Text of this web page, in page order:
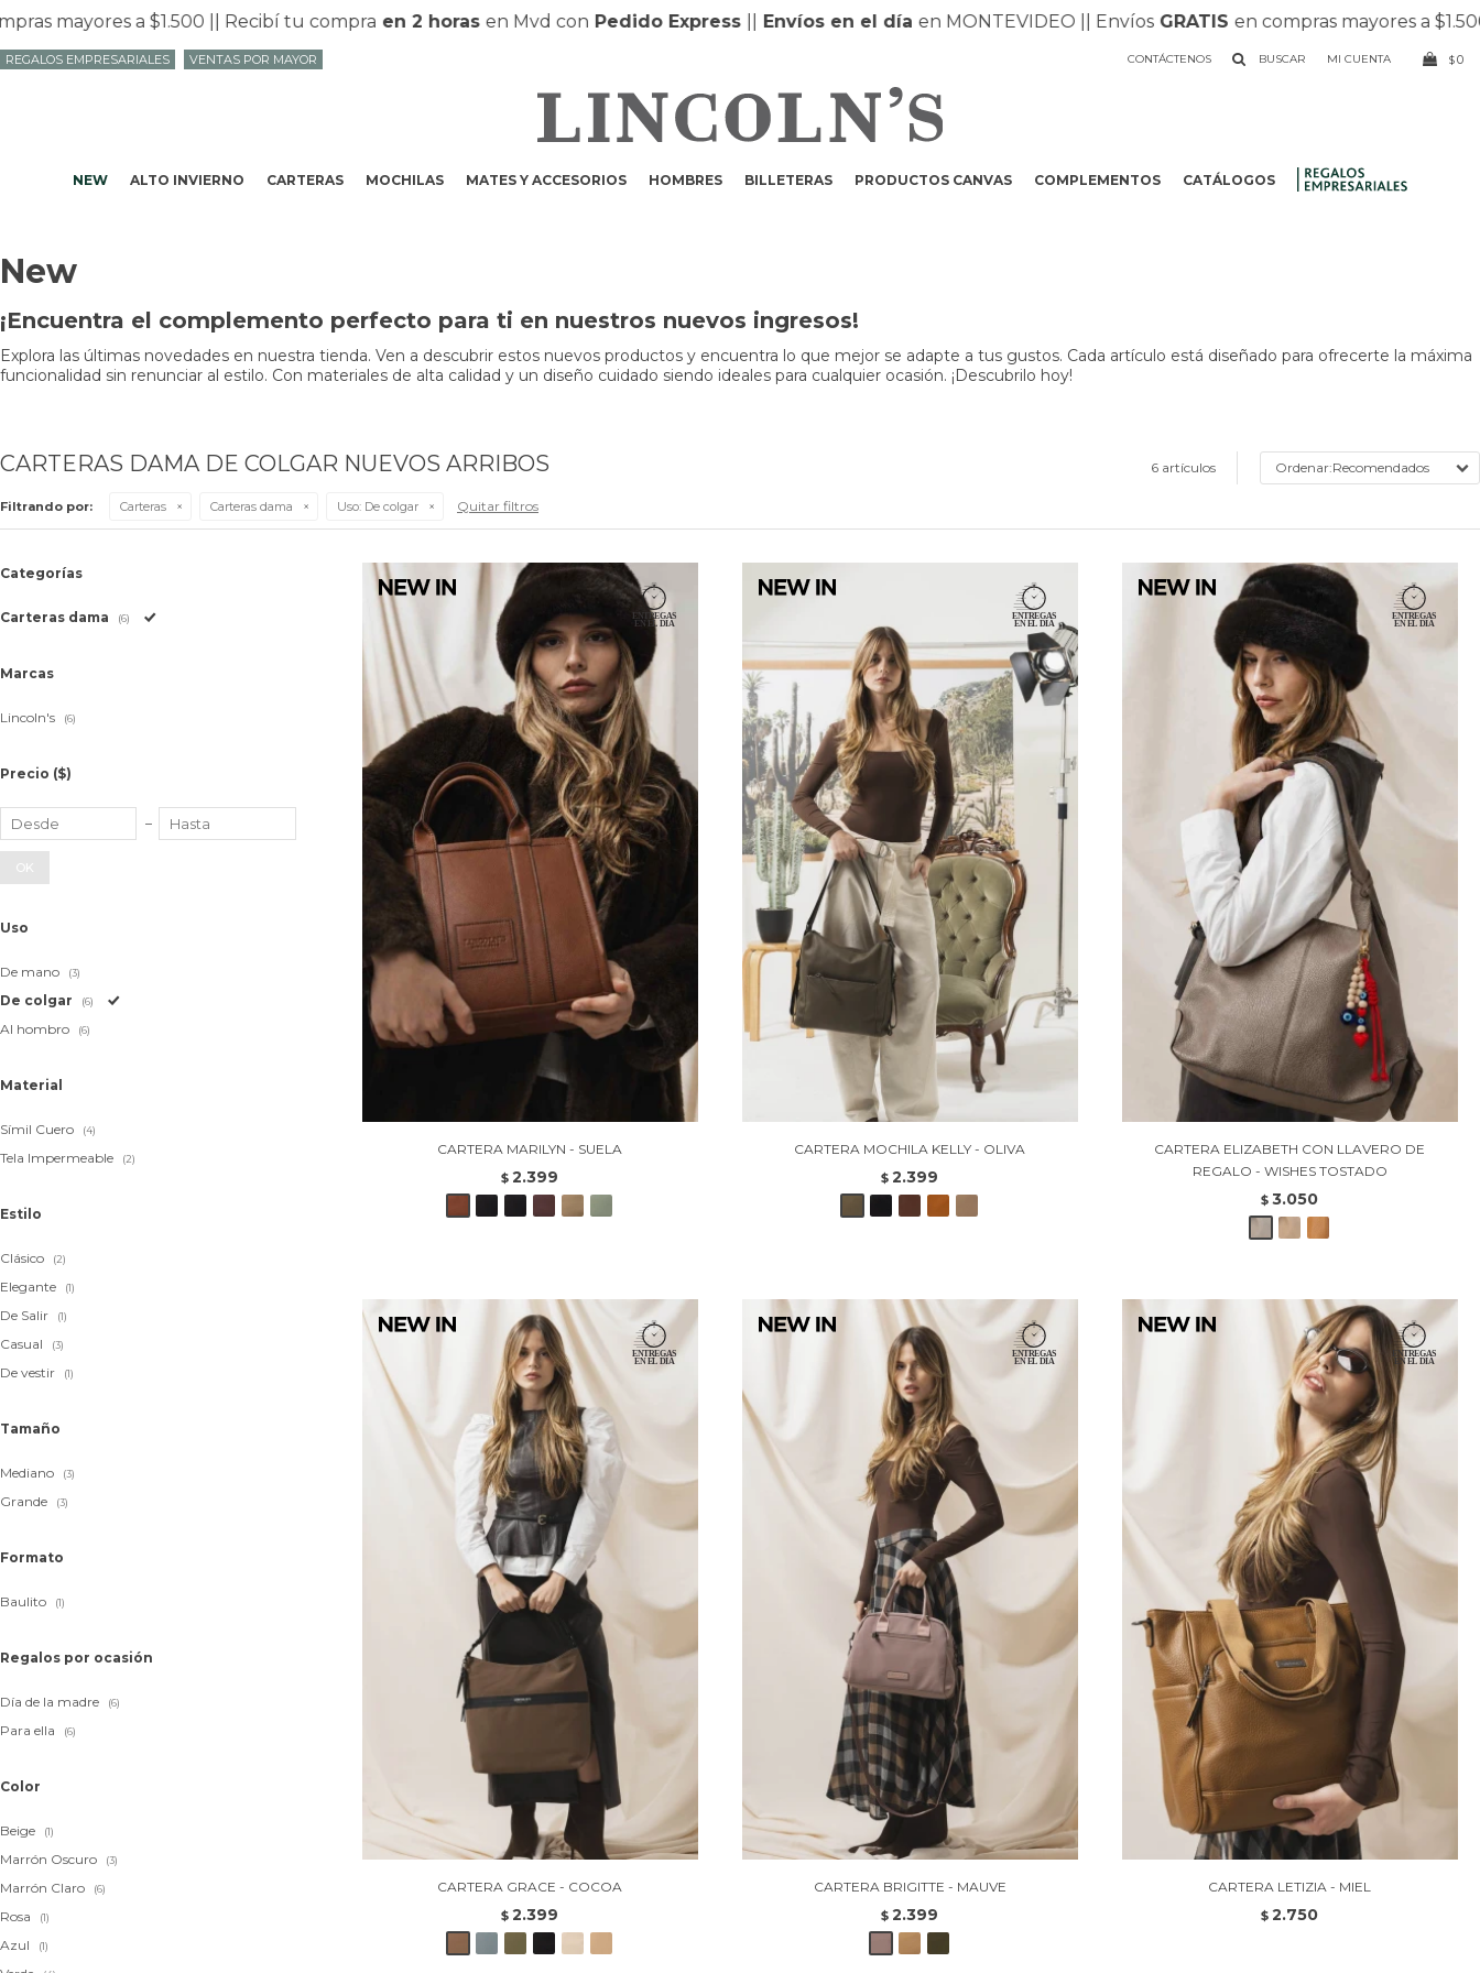
mayores a $1.500 || Recibí tu compraen 2 horasen Mvd con Pedido Express||Envíos en el día en MONTEVIDEO || EnvíosGRATISen compras mayores a $1.500 ||
NEW ALTO INVIERNO CARTERAS MOCHILAS MATES Y ACCESORIOS HOMBRES BILLETERAS PRODUCTOS CANVAS COMPLEMENTOS CATÁLOGOS
CONTÁCTENOS $0
REGALOS EMPRESARIALES VENTAS POR MAYOR
New
¡Encuentra el complemento perfecto para ti en nuestros nuevos ingresos!
Explora las últimas novedades en nuestra tienda. Ven a descubrir estos nuevos productos y encuentra lo que mejor se adapte a tus gustos. Cada artículo está diseñado para ofrecerte la máxima
funcionalidad sin renunciar al estilo. Con materiales de alta calidad y un diseño cuidado siendo ideales para cualquier ocasión. ¡Descubrilo hoy!
CARTERAS DAMA DE COLGAR NUEVOS ARRIBOS 6 artículos Recomendados
Filtrando por: Carteras Carteras dama Uso: De colgar Quitar filtros
CARTERA MARILYN - SUELA
$ 2.399
CARTERA MOCHILA KELLY - OLIVA
$ 2.399
CARTERA ELIZABETH CON LLAVERO DE
REGALO - WISHES TOSTADO
$ 3.050
CARTERA GRACE - COCOA
$ 2.399
CARTERA BRIGITTE - MAUVE
$ 2.399
CARTERA LETIZIA - MIEL
$ 2.750
Categorías
Carteras dama (6)
Marcas
Lincoln's (6)
Precio ($)
OK
Uso
De mano (3)
De colgar (6)
Al hombro (6)
Material
Símil Cuero (4)
Tela Impermeable (2)
Estilo
Clásico (2)
Elegante (1)
De Salir (1)
Casual (3)
De vestir (1)
Tamaño
Mediano (3)
Grande (3)
Formato
Baulito (1)
Regalos por ocasión
Día de la madre (6)
Para ella (6)
Color
Beige (1)
Marrón Oscuro (3)
Marrón Claro (6)
Rosa (1)
Azul (1)